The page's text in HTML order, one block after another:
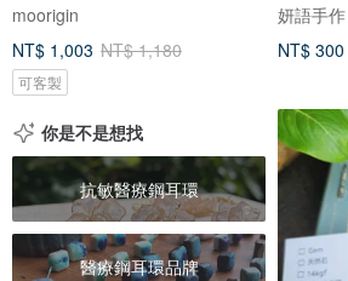
moorigin
NT$ 1,003 NT$ 1,180
可客製
妍語手作
NT$ 300
你是不是想找
抗敏醫療鋼耳環
醫療鋼耳環品牌